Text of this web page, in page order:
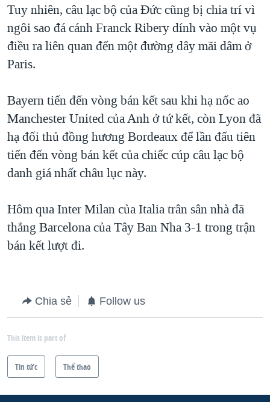
Tuy nhiên, câu lạc bộ của Đức cũng bị chia trí vì
ngôi sao đá cánh Franck Ribery dính vào một vụ
điều ra liên quan đến một đường dây mãi dâm ở
Paris.
Bayern tiến đến vòng bán kết sau khi hạ nốc ao
Manchester United của Anh ở tứ kết, còn Lyon đã
hạ đối thủ đồng hương Bordeaux để lần đấu tiên
tiến đến vòng bán kết của chiếc cúp câu lạc bộ
danh giá nhất châu lục này.
Hôm qua Inter Milan của Italia trân sân nhà đã
thắng Barcelona của Tây Ban Nha 3-1 trong trận
bán kết lượt đi.
Chia sẻ Follow us
This item is part of
Tin tức Thể thao